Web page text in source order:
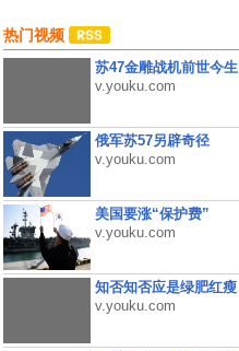
热门视频
苏47金雕战机前世今生
v.youku.com
俄军苏57另辟奇径
v.youku.com
美国要涨“保护费”
v.youku.com
知否知否应是绿肥红瘦
v.youku.com